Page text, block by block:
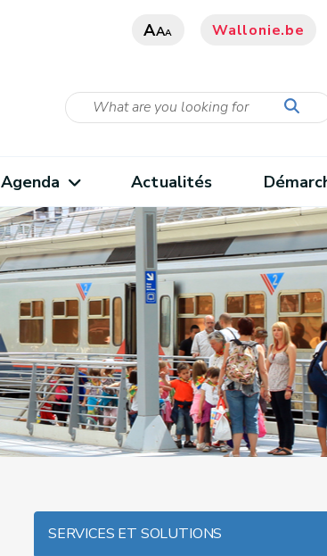
AAA Wallonie.be
Agenda Actualités
SERVICES ET SOLUTIONS